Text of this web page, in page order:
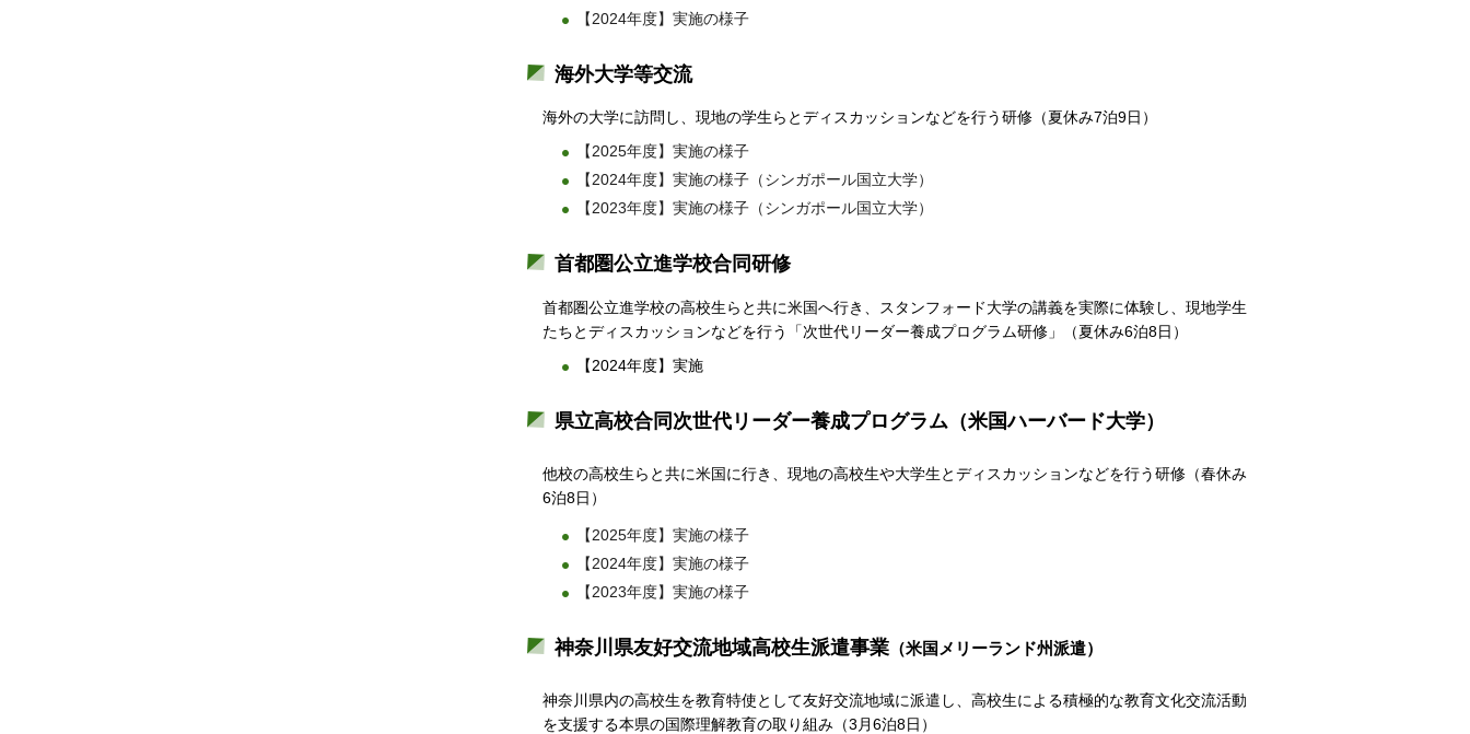
【2024年度】実施の様子
海外大学等交流
海外の大学に訪問し、現地の学生らとディスカッションなどを行う研修（夏休み7泊9日）
【2025年度】実施の様子
【2024年度】実施の様子（シンガポール国立大学）
【2023年度】実施の様子（シンガポール国立大学）
首都圏公立進学校合同研修
首都圏公立進学校の高校生らと共に米国へ行き、スタンフォード大学の講義を実際に体験し、現地学生
たちとディスカッションなどを行う「次世代リーダー養成プログラム研修」（夏休み6泊8日）
【2024年度】実施
県立高校合同次世代リーダー養成プログラム（米国ハーバード大学）
他校の高校生らと共に米国に行き、現地の高校生や大学生とディスカッションなどを行う研修（春休み
6泊8日）
【2025年度】実施の様子
【2024年度】実施の様子
【2023年度】実施の様子
神奈川県友好交流地域高校生派遣事業 （米国メリーランド州派遣）
神奈川県内の高校生を教育特使として友好交流地域に派遣し、高校生による積極的な教育文化交流活動
を支援する本県の国際理解教育の取り組み（3月6泊8日）